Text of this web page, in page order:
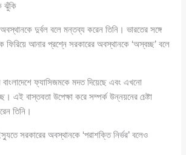
ঝুঁকি
অবস্থানকে দুর্বল বলে মন্তব্য করেন তিনি। ভারতের সঙ্গে
ফিরিয়ে আনার প্রশ্নে সরকারের অবস্থানকে ‘অস্বচ্ছ’ বলে
বাংলাদেশে ফ্যাসিজমকে মদত দিয়েছে এবং এখনো
এই বাস্তবতা উপেক্ষা করে সম্পর্ক উন্নয়নের চেষ্টা
তিনি।
সরকারের অবস্থানকে ‘পরাশক্তি নির্ভর’ বলেও